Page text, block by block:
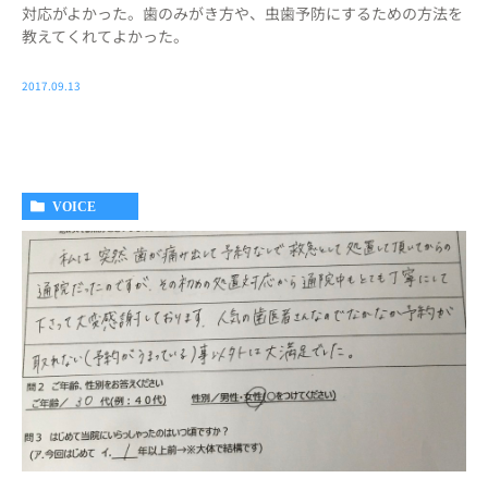
対応がよかった。歯のみがき方や、虫歯予防にするための方法を
教えてくれてよかった。
2017.09.13
VOICE